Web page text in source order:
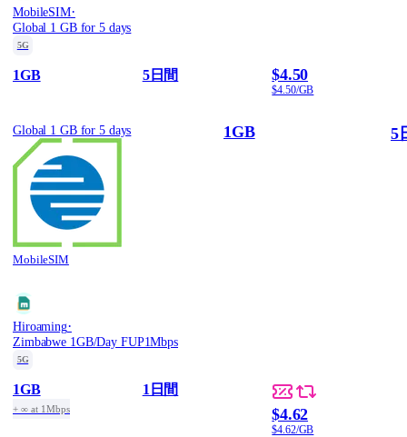
MobileSIM·
Global 1 GB for 5 days
5G
1GB 5日間 $4.50
$4.50/GB
Global 1 GB for 5 days
MobileSIM
1GB 5
Hiroaming·
Zimbabwe 1GB/Day FUP1Mbps
5G
1GB
+ ∞ at 1Mbps
1日間
$4.62
$4.62/GB